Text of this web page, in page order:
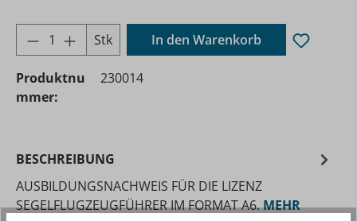
Produkt Anzahl: Gib den gewünschten
Stk In den Warenkorb
Produktnu
mmer:
230014
BESCHREIBUNG
AUSBILDUNGSNACHWEIS FÜR DIE LIZENZ
SEGELFLUGZEUGFÜHRER IM FORMAT A6.MEHR